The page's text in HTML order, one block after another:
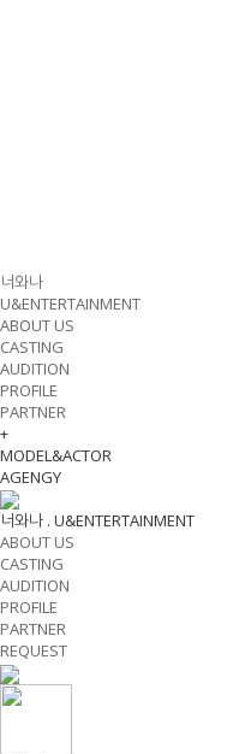
너와나
U&ENTERTAINMENT
ABOUT US
CASTING
AUDITION
PROFILE
PARTNER
+
MODEL&ACTOR
AGENGY
너와나 . U&ENTERTAINMENT
ABOUT US
CASTING
AUDITION
PROFILE
PARTNER
REQUEST